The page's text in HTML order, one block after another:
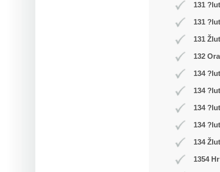
131 ?lut
131 ?lut
131
132
134 ?lut
134 ?lut
134 ?lut
134 ?lut
134
1354